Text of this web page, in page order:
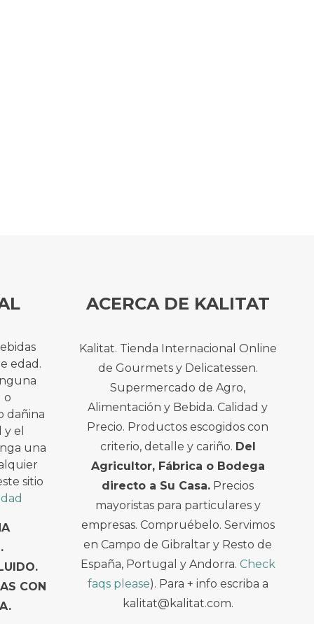
edad.
o
dañina
el
una
sitio
CON
ACERCA DE KALITAT
Kalitat. Tienda Internacional Online
de Gourmets y Delicatessen.
Supermercado de Agro,
Alimentación y Bebida. Calidad y
Precio. Productos escogidos con
criterio, detalle y cariño. Del
Agricultor, Fábrica o Bodega
directo a Su Casa. Precios
mayoristas para particulares y
empresas. Compruébelo. Servimos
en Campo de Gibraltar y Resto de
España, Portugal y Andorra. Check
faqs please). Para + info escriba a
kalitat@kalitat.com.